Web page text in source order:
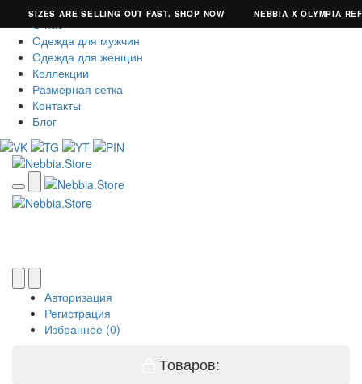
SIZES ARE SELLING OUT FAST. SHOP NOW NEBBIA X OLYMPIA
О нас
Одежда для мужчин
Одежда для женщин
Коллекции
Размерная сетка
Контакты
Блог
Авторизация
Регистрация
Избранное (0)
Товаров: